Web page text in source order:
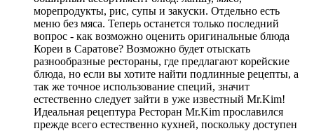
морепродукты, рис, супы и закуски. Отдельно есть
меню без мяса. Теперь останется только последний
вопрос - как возможно оценить оригинальные блюда
Кореи в Саратове? Возможно будет отыскать
разнообразные рестораны, где предлагают корейские
блюда, но если вы хотите найти подлинные рецепты, а
так же точное использование специй, значит
естественно следует зайти в уже известный Mr.Kim!
Идеальная рецептура Ресторан Mr.Kim прославился
прежде всего естественно кухней, поскольку доступен